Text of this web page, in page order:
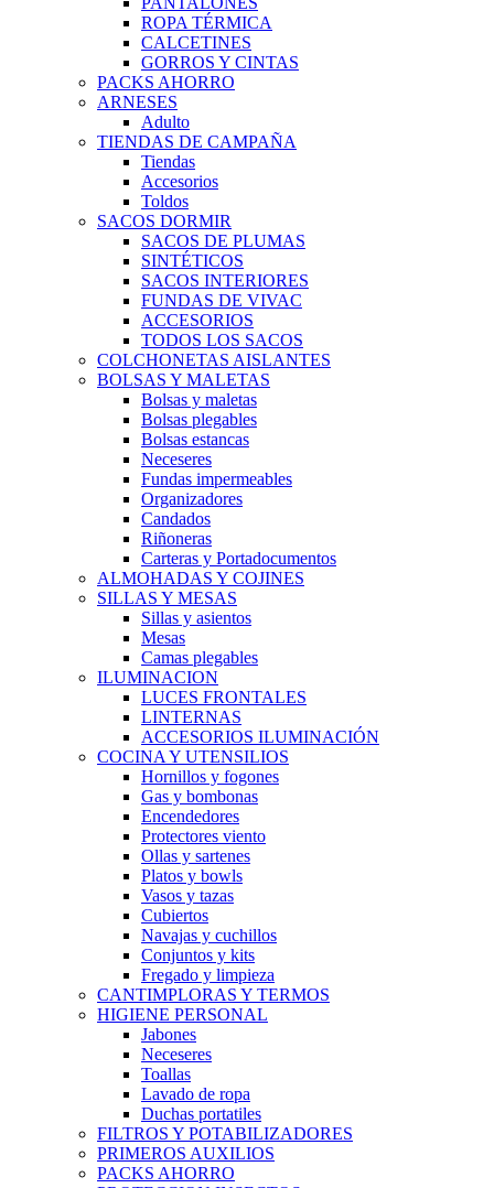
ROPA TÉRMICA
CALCETINES
GORROS Y CINTAS
PACKS AHORRO
ARNESES
Adulto
TIENDAS DE CAMPAÑA
Tiendas
Accesorios
Toldos
SACOS DORMIR
SACOS DE PLUMAS
SINTÉTICOS
SACOS INTERIORES
FUNDAS DE VIVAC
ACCESORIOS
TODOS LOS SACOS
COLCHONETAS AISLANTES
BOLSAS Y MALETAS
Bolsas y maletas
Bolsas plegables
Bolsas estancas
Neceseres
Fundas impermeables
Organizadores
Candados
Riñoneras
Carteras y Portadocumentos
ALMOHADAS Y COJINES
SILLAS Y MESAS
Sillas y asientos
Mesas
Camas plegables
ILUMINACION
LUCES FRONTALES
LINTERNAS
ACCESORIOS ILUMINACIÓN
COCINA Y UTENSILIOS
Hornillos y fogones
Gas y bombonas
Encendedores
Protectores viento
Ollas y sartenes
Platos y bowls
Vasos y tazas
Cubiertos
Navajas y cuchillos
Conjuntos y kits
Fregado y limpieza
CANTIMPLORAS Y TERMOS
HIGIENE PERSONAL
Jabones
Neceseres
Toallas
Lavado de ropa
Duchas portatiles
FILTROS Y POTABILIZADORES
PRIMEROS AUXILIOS
PACKS AHORRO